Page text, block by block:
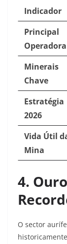
Indicador
Principal
Operadora
Minerais
Chave
Estratégia
2026
Vida Útil
Mina
4.
O sector